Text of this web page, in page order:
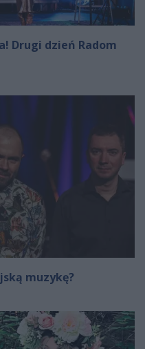
Drugi dzień Radom
muzykę?